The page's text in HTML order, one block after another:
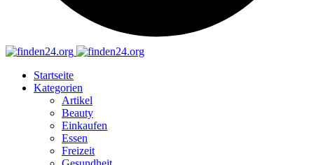
Startseite
Kategorien
Artikel
Beauty
Einkaufen
Essen
Freizeit